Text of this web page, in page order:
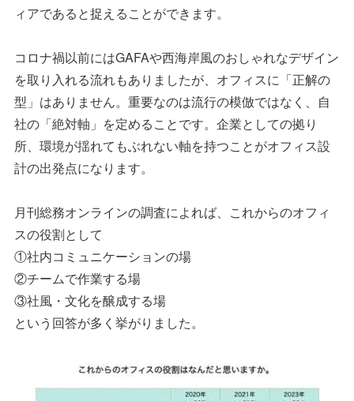
ィアであると捉えることができます。
コロナ禍以前にはGAFAや西海岸風のおしゃれなデザイン
を取り入れる流れもありましたが、オフィスに「正解の
型」はありません。重要なのは流行の模倣ではなく、自
社の「絶対軸」を定めることです。企業としての拠り
所、環境が揺れてもぶれない軸を持つことがオフィス設
計の出発点になります。
月刊総務オンラインの調査によれば、これからのオフィ
スの役割として
①社内コミュニケーションの場
②チームで作業する場
③社風・文化を醸成する場
という回答が多く挙がりました。